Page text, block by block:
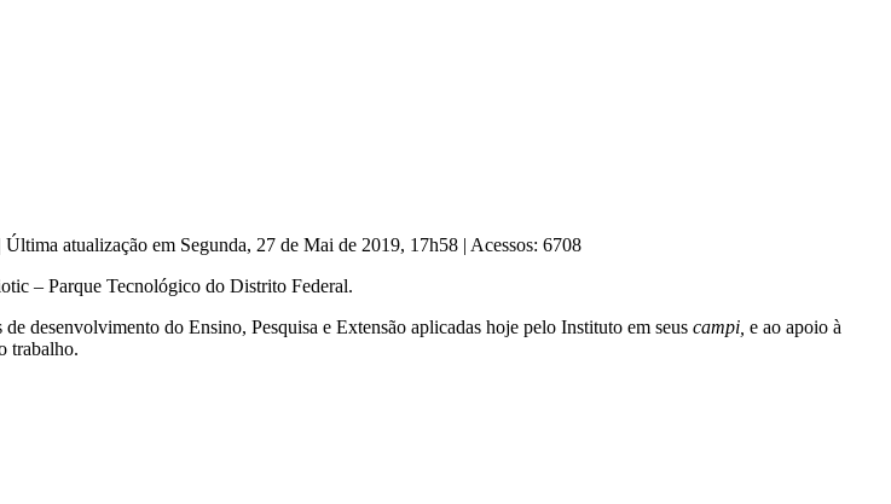
Última atualização em Segunda, 27 de Mai de 2019, 17h58 | Acessos: 6708
– Parque Tecnológico do Distrito Federal.
desenvolvimento do Ensino, Pesquisa e Extensão aplicadas hoje pelo Instituto em seus campi, e ao apoio à
trabalho.